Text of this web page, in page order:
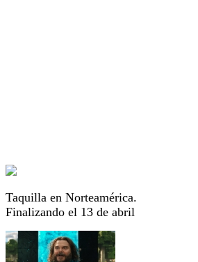
Taquilla en Norteamérica.
Finalizando el 13 de abril